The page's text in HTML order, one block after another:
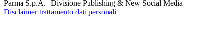
Parma S.p.A. | Divisione Publishing & New Social Media
Disclaimer trattamento dati personali